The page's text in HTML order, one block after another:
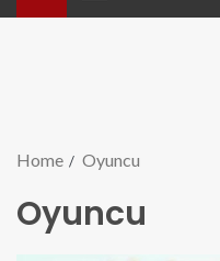
Home Oyuncu
Oyuncu